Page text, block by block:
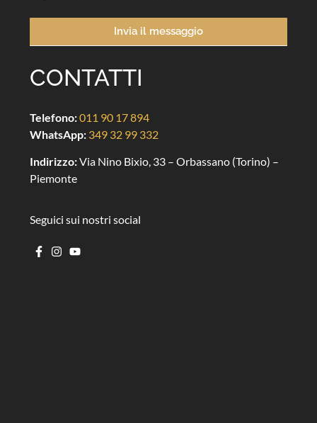
Invia il messaggio
CONTATTI
Telefono:011 90 17 894
WhatsApp: 349 32 99 332
Indirizzo:Via Nino Bixio, 33 – Orbassano (Torino) –
Piemonte
Seguici sui nostri social